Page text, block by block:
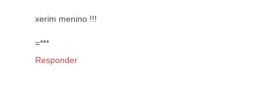
xerim menino !!!
=***
Responder